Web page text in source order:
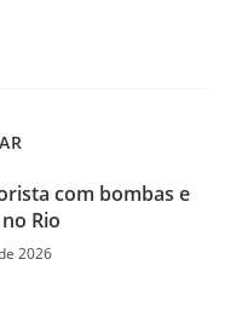
com bombas e
Rio
2026